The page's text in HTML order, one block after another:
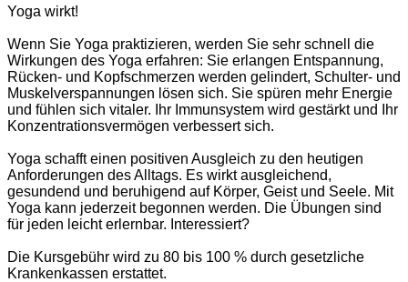
Yoga wirkt!
Wenn Sie Yoga praktizieren, werden Sie sehr schnell die
Wirkungen des Yoga erfahren: Sie erlangen Entspannung,
Rücken- und Kopfschmerzen werden gelindert, Schulter- und
Muskelverspannungen lösen sich. Sie spüren mehr Energie
und fühlen sich vitaler. Ihr Immunsystem wird gestärkt und Ihr
Konzentrationsvermögen verbessert sich.
Yoga schafft einen positiven Ausgleich zu den heutigen
Anforderungen des Alltags. Es wirkt ausgleichend,
gesundend und beruhigend auf Körper, Geist und Seele. Mit
Yoga kann jederzeit begonnen werden. Die Übungen sind
für jeden leicht erlernbar. Interessiert?
Die Kursgebühr wird zu 80 bis 100 % durch gesetzliche
Krankenkassen erstattet.